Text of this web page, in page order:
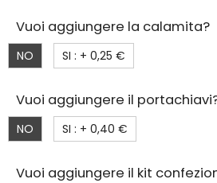
Vuoi aggiungere la calamita?
NO SI : + 0,25 €
Vuoi aggiungere il
NO SI : + 0,40 €
Vuoi aggiungere il kit